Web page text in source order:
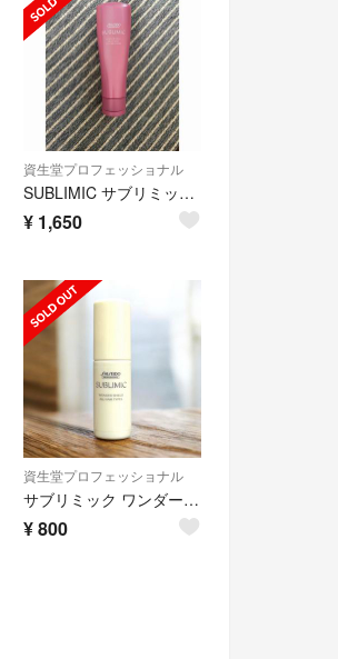
資生堂プロフェッショナル
SUBLIMIC サブリミック ルミノフォース トリートメント
¥ 1,650
資生堂プロフェッショナル
サブリミック ワンダーシールドa 25mL
¥800